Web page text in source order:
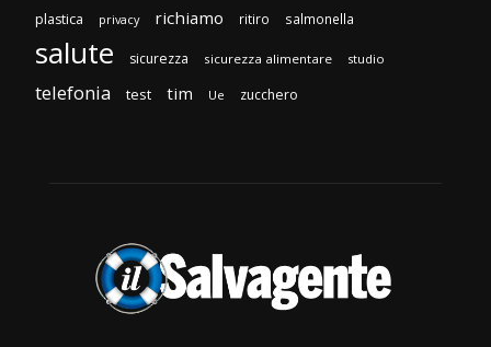
plastica privacy richiamo ritiro salmonella
salute sicurezza sicurezza alimentare studio
telefonia test tim Ue zucchero